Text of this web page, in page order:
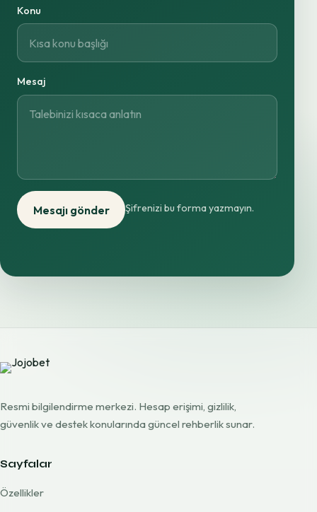
Konu
Mesaj
Mesajı gönder Şifrenizi bu forma yazmayın.
Resmi bilgilendirme merkezi. Hesap erişimi, gizlilik,
güvenlik ve destek konularında güncel rehberlik sunar.
Sayfalar
Özellikler